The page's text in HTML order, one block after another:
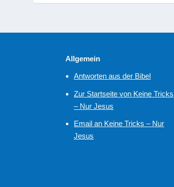
Allgemein
Antworten aus der Bibel
Zur Startseite von Keine Tricks
– Nur Jesus
Email an Keine Tricks – Nur
Jesus